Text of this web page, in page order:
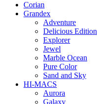
Corian
Grandex
Adventure
Delicious Edition
Explorer
Jewel
Marble Ocean
Pure Color
Sand and Sky
HI-MACS
Aurora
Galaxy